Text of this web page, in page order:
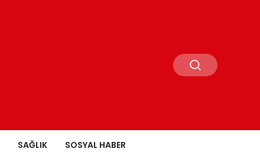
SAĞLIK SOSYAL HABER